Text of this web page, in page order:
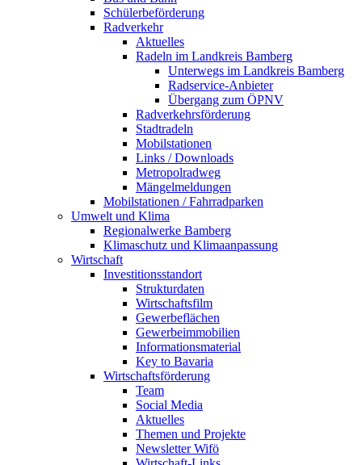
Schülerbeförderung
Radverkehr
Aktuelles
Radeln im Landkreis Bamberg
Unterwegs im Landkreis Bamberg
Radservice-Anbieter
Übergang zum ÖPNV
Radverkehrsförderung
Stadtradeln
Mobilstationen
Links / Downloads
Metropolradweg
Mängelmeldungen
Mobilstationen / Fahrradparken
Umwelt und Klima
Regionalwerke Bamberg
Klimaschutz und Klimaanpassung
Wirtschaft
Investitionsstandort
Strukturdaten
Wirtschaftsfilm
Gewerbeflächen
Gewerbeimmobilien
Informationsmaterial
Key to Bavaria
Wirtschaftsförderung
Team
Social Media
Aktuelles
Themen und Projekte
Newsletter Wifö